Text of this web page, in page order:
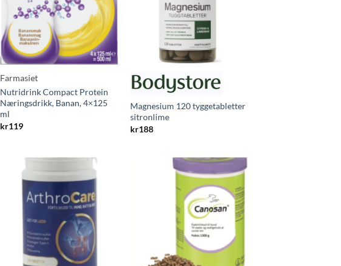
Farmasiet
Nutridrink Compact Protein
Næringsdrikk, Banan, 4×125
ml
kr119
Magnesium 120 tyggetabletter
sitronlime
kr188